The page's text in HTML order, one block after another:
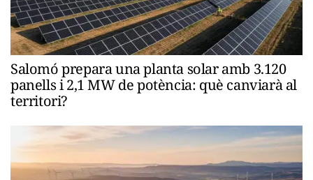
Salomó prepara una planta solar amb 3.120
panells i 2,1 MW de potència: què canviarà al
territori?